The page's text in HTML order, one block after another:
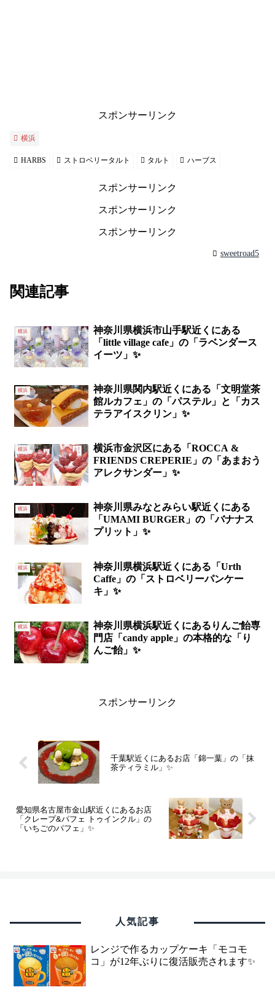
スポンサーリンク
横浜
HARBS ストロベリータルト タルト ハーブス
スポンサーリンク
スポンサーリンク
スポンサーリンク
sweetroad5
関連記事
横浜
神奈川県横浜市山手駅近くにある
「little village cafe」の「ラベンダース
イーツ」✨
横浜
神奈川県関内駅近くにある「文明堂茶
館ルカフェ」の「パステル」と「カス
テラアイスクリン」✨
横浜
横浜市金沢区にある「ROCCA &
FRIENDS CREPERIE」の「あまおう
アレクサンダー」✨‬
横浜
神奈川県みなとみらい駅近くにある
「UMAMI BURGER」の「バナナス
プリット」✨
横浜
神奈川県横浜駅近くにある「Urth
Caffe」の「ストロベリーパンケー
キ」✨
横浜
神奈川県横浜駅近くにあるりんご飴専
門店「candy apple」の本格的な「り
んご飴」✨
スポンサーリンク
千葉駅近くにあるお店「錦一葉」の「抹
茶ティラミル」✨
愛知県名古屋市金山駅近くにあるお店
「クレープ&パフェ トゥインクル」の
「いちごのパフェ」✨
人気記事
レンジで作るカップケーキ「モコモ
コ」が12年ぶりに復活販売されます✨